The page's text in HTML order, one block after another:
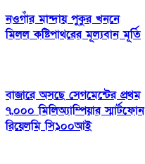
নওগাঁর মান্দায় পুকুর খননে
মিলল কষ্টিপাথরের মূল্যবান মূর্তি
বাজারে অসছে সেগমেন্টের প্রথম
৭,০০০ মিলিঅ্যাম্পিয়ার স্মার্টফোন
রিয়েলমি সি১০০আই